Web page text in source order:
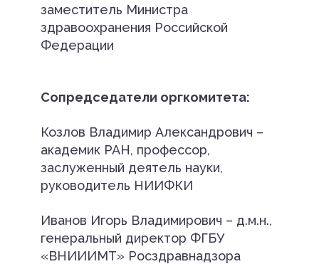
заместитель Министра
здравоохранения Российской
Федерации
Сопредседатели оргкомитета:
Козлов Владимир Александрович –
академик РАН, профессор,
заслуженный деятель науки,
руководитель НИИФКИ
Иванов Игорь Владимирович – д.м.н.,
генеральный директор ФГБУ
«ВНИИИМТ» Росздравнадзора